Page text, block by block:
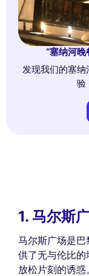
“塞纳河
发现我们的塞
验
1. 马尔斯
马尔斯广场是
供了无与伦比
放松片刻的诱